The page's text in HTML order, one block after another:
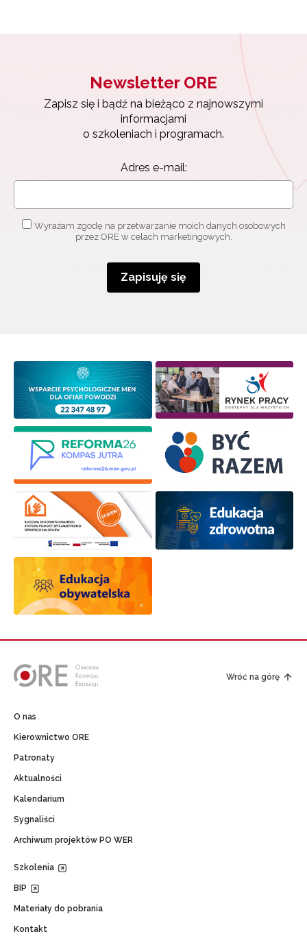
Newsletter ORE
Zapisz się i bądź na bieżąco z najnowszymi
informacjami
o szkoleniach i programach.
Adres e-mail:
Wyrażam zgodę na przetwarzanie moich danych osobowych
przez ORE w celach marketingowych.
Zapisuję się
Wróć na górę
O nas
Kierownictwo ORE
Patronaty
Aktualności
Kalendarium
Sygnaliści
Archiwum projektów PO WER
Szkolenia
BIP
Materiały do pobrania
Kontakt
Zapisz się i bądź na bieżąco z najnowszymi
informacjami
o szkoleniach i programach.
Adres e-mail:
Wyrażam zgodę na przetwarzanie moich danych
osobowych przez ORE w celach marketingowych.
Zapisuję się